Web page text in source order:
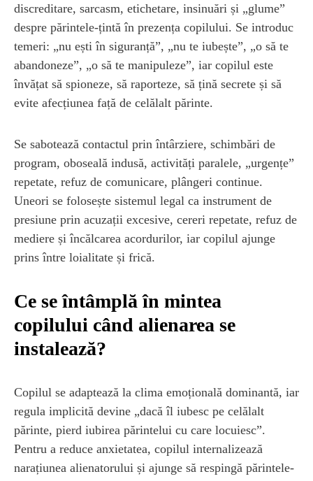
discreditare, sarcasm, etichetare, insinuări și „glume”
despre părintele-țintă în prezența copilului. Se introduc
temeri: „nu ești în siguranță”, „nu te iubește”, „o să te
abandoneze”, „o să te manipuleze”, iar copilul este
învățat să spioneze, să raporteze, să țină secrete și să
evite afecțiunea față de celălalt părinte.
Se sabotează contactul prin întârziere, schimbări de
program, oboseală indusă, activități paralele, „urgențe”
repetate, refuz de comunicare, plângeri continue.
Uneori se folosește sistemul legal ca instrument de
presiune prin acuzații excesive, cereri repetate, refuz de
mediere și încălcarea acordurilor, iar copilul ajunge
prins între loialitate și frică.
Ce se întâmplă în mintea
copilului când alienarea se
instalează?
Copilul se adaptează la clima emoțională dominantă, iar
regula implicită devine „dacă îl iubesc pe celălalt
părinte, pierd iubirea părintelui cu care locuiesc”.
Pentru a reduce anxietatea, copilul internalizează
narațiunea alienatorului și ajunge să respingă părintele-